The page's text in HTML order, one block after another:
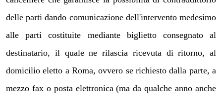
delle parti dando comunicazione dell'intervento medesimo
alle parti costituite mediante biglietto consegnato al
destinatario, il quale ne rilascia ricevuta di ritorno, al
domicilio eletto a Roma, ovvero se richiesto dalla parte, a
mezzo fax o posta elettronica (ma da qualche anno anche